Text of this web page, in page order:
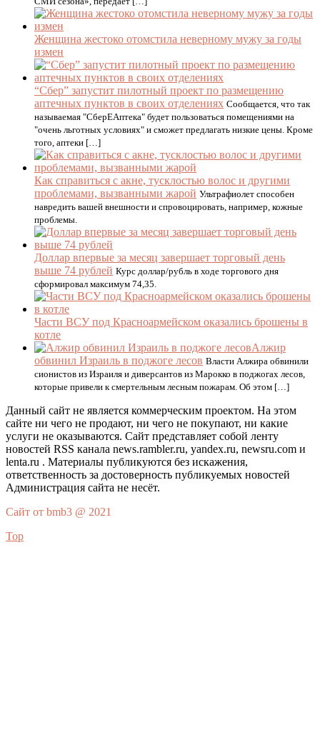
Женщина жестоко отомстила неверному мужу за годы
измен
“Сбер” запустит пилотный проект по размещению
аптечных пунктов в своих отделениях Сообщается, что так
называемая "СберЕАптека" будет пользоваться помещениями на
"очень льготных условиях" и сможет предлагать низкие цены. Кроме
того, аптеки […]
Как справиться с акне, тусклостью волос и другими
проблемами, вызванными жарой Ультрафиолет способен
навредить вашей внешности и спровоцировать, например, кожные
проблемы.
Доллар впервые за месяц завершает торговый день
выше 74 рублей Курс доллар/рубль в ходе торгового дня
сформировал максимум 74,35.
Части ВСУ под Красноармейском оказались брошены в
котле
Алжир
обвинил Израиль в поджоге лесов Власти Алжира обвинили
сионистов из Израиля и диверсантов из Марокко в поджогах лесов,
которые привели к смертельным лесным пожарам. Об этом […]
Данный сайт не является коммерческим проектом. На этом
сайте ни чего не продают, ни чего не покупают, ни какие
услуги не оказываются. Сайт представляет собой ленту
новостей RSS канала news.rambler.ru, yandex.ru, newsru.com и
lenta.ru . Материалы публикуются без искажения,
ответственность за достоверность публикуемых новостей
Администрация сайта не несёт.
Сайт от bmb3 @ 2021
Top